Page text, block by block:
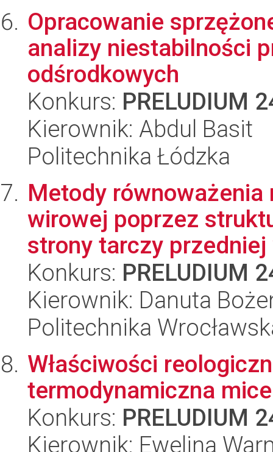
Opracowanie
analizy niestabilności
odśrodkowych
Konkurs: PRELUDIUM
Kierownik: Abdul Basit
Politechnika Łódzka
Metody
wirowej poprzez
strony tarczy przedniej
Konkurs: PRELUDIUM
Kierownik: Danuta
Politechnika
Właściwości
termodynamiczna
Konkurs: PRELUDIUM
Kierownik: Ewelina